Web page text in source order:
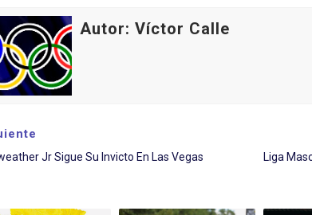
Autor: Víctor Calle
Jr Sigue Su Invicto En Las Vegas
Liga